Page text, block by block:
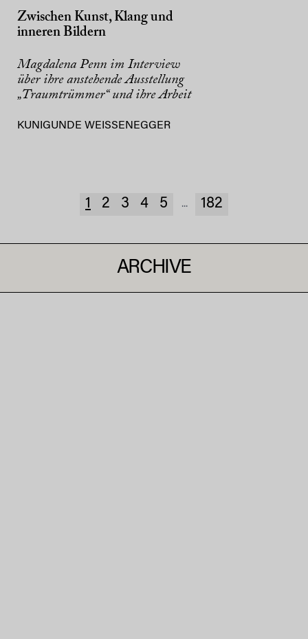
Zwischen Kunst, Klang und
inneren Bildern
Magdalena Penn im Interview
über ihre anstehende Ausstellung
„Traumtrümmer“ und ihre Arbeit
KUNIGUNDE WEISSENEGGER
1 2 3 4 5 ... 182
ARCHIVE